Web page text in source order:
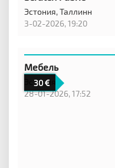
Эстония,Таллинн
3-02-2026, 19:20
30
Мебель
Эстония,
28-01-2026, 17:52